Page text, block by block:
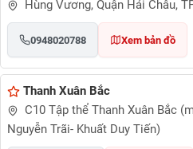
Hùng Vương, Quận Hải Châu,
0948020788 Xem bản đồ
Thanh Xuân Bắc
C10 Tập thể Thanh Xuân Bắc
Nguyễn Trãi- Khuất Duy Tiến)